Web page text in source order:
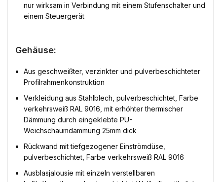
nur wirksam in Verbindung mit einem Stufenschalter und
einem Steuergerät
Gehäuse:
Aus geschweißter, verzinkter und pulverbeschichteter
Profilrahmenkonstruktion
Verkleidung aus Stahlblech, pulverbeschichtet, Farbe
verkehrsweiß RAL 9016, mit erhöhter thermischer
Dämmung durch eingeklebte PU-
Weichschaumdämmung 25mm dick
Rückwand mit tiefgezogener Einströmdüse,
pulverbeschichtet, Farbe verkehrsweiß RAL 9016
Ausblasjalousie mit einzeln verstellbaren